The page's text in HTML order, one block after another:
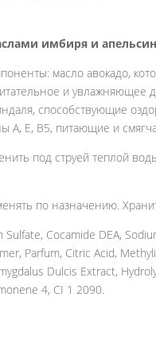
имбиря и
масло авокадо,
и увлажняющее
способствующие
А, Е, В5, питающие и
под струей теплой
по назначению.
Sulfate, Cocamide DEA,
Parfum, Citric Acid,
Dulcis Extract,
4, CI 1 2090.